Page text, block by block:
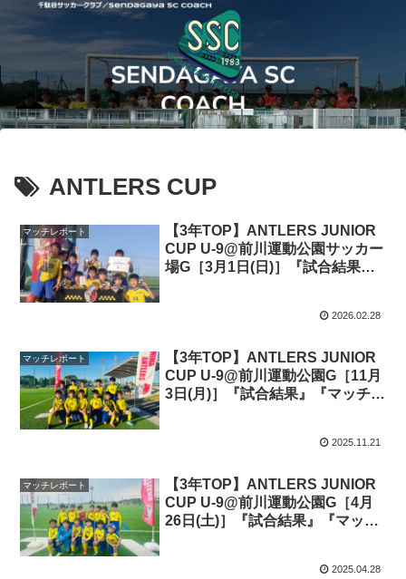
ANTLERS CUP
マッチレポート
【3年TOP】ANTLERS JUNIOR
CUP U-9@前川運動公園サッカー
場G［3月1日(日)］『試合結果』
2026.02.28
マッチレポート
【3年TOP】ANTLERS JUNIOR
CUP U-9@前川運動公園G［11月
3日(月)］『試合結果』『マッチレ
2025.11.21
マッチレポート
【3年TOP】ANTLERS JUNIOR
CUP U-9@前川運動公園G［4月
26日(土)］『試合結果』『マッチ
2025.04.28